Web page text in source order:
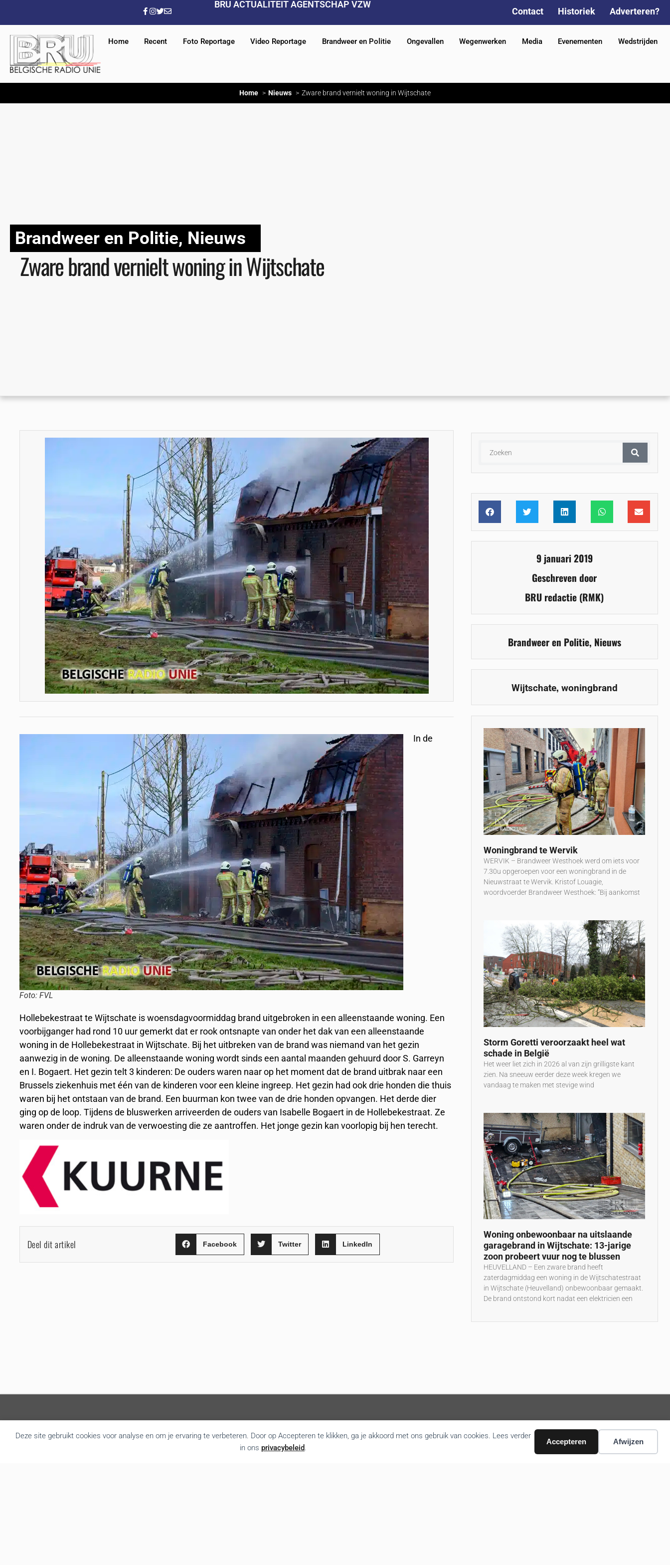
Deze site gebruikt cookies voor analyse en om je ervaring te verbeteren. Door op Accepteren te klikken, ga je akkoord met ons gebruik van cookies. Lees verder
in ons privacybeleid.
Accepteren Afwijzen
BRU ACTUALITEIT AGENTSCHAP VZW
Contact Historiek Adverteren?
Home Recent Foto Reportage Video Reportage Brandweer en Politie Ongevallen Wegenwerken Media Evenementen Wedstrijden
Home Nieuws Zware brand vernielt woning in Wijtschate
Brandweer en Politie, Nieuws
Zware brand vernielt woning in Wijtschate
Foto: FVL
In de
Hollebekestraat te Wijtschate is woensdagvoormiddag brand uitgebroken in een alleenstaande woning. Een
voorbijganger had rond 10 uur gemerkt dat er rook ontsnapte van onder het dak van een alleenstaande
woning in de Hollebekestraat in Wijtschate. Bij het uitbreken van de brand was niemand van het gezin
aanwezig in de woning. De alleenstaande woning wordt sinds een aantal maanden gehuurd door S. Garreyn
en I. Bogaert. Het gezin telt 3 kinderen: De ouders waren naar op het moment dat de brand uitbrak naar een
Brussels ziekenhuis met één van de kinderen voor een kleine ingreep. Het gezin had ook drie honden die thuis
waren bij het ontstaan van de brand. Een buurman kon twee van de drie honden opvangen. Het derde dier
ging op de loop. Tijdens de bluswerken arriveerden de ouders van Isabelle Bogaert in de Hollebekestraat. Ze
waren onder de indruk van de verwoesting die ze aantroffen. Het jonge gezin kan voorlopig bij hen terecht.
Deel dit artikel Facebook Twitter LinkedIn
9 januari 2019
Geschreven door
BRU redactie (RMK)
Brandweer en Politie, Nieuws
Wijtschate, woningbrand
Woningbrand te Wervik
WERVIK – Brandweer Westhoek werd om iets voor
7.30u opgeroepen voor een woningbrand in de
Nieuwstraat te Wervik. Kristof Louagie,
woordvoerder Brandweer Westhoek: “Bij aankomst
Storm Goretti veroorzaakt heel wat
schade in België
Het weer liet zich in 2026 al van zijn grilligste kant
zien. Na sneeuw eerder deze week kregen we
vandaag te maken met stevige wind
Woning onbewoonbaar na uitslaande
garagebrand in Wijtschate: 13-jarige
zoon probeert vuur nog te blussen
HEUVELLAND – Een zware brand heeft
zaterdagmiddag een woning in de Wijtschatestraat
in Wijtschate (Heuvelland) onbewoonbaar gemaakt.
De brand ontstond kort nadat een elektricien een
Over BRU
Volg ons nieuws via email